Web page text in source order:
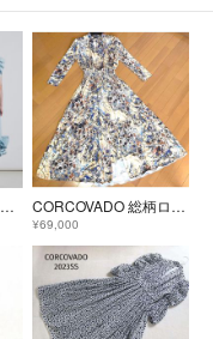
sov. 黒 フリルノースリーブワンピース 未使用品 ダブスタ CORCOVADO 総柄ロングワンピースSサイズ
¥69,000